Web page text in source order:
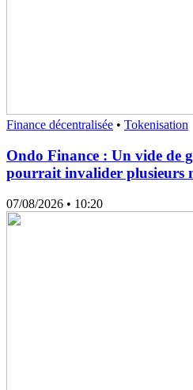
Finance décentralisée • Tokenisation
Ondo Finance : Un vide de
pourrait invalider plusieurs
07/08/2026 • 10:20